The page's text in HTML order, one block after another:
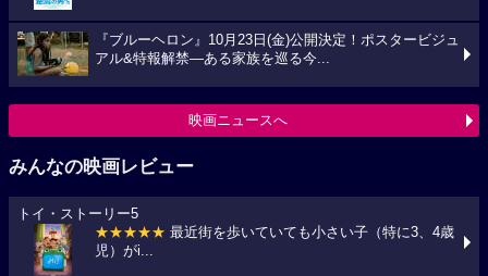
『ブルーヘロン』10月23日(金)公開決定！ポスタービジュ
アル&特報解禁―ある家族を巡る今...
映画ニュースへ
みんなの映画レビュー
トイ・ストーリー5
★★★★★ 最近街を歩いていても小さい子（特に3、4歳
児）がi...